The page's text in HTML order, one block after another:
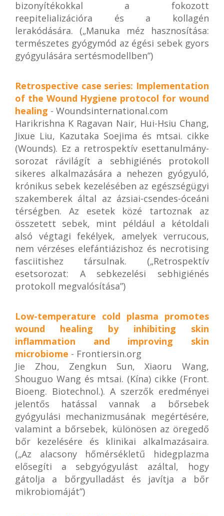
bizonyítékokkal a fokozott
reepitelializációra és a kollagén
lerakódására. („Manuka méz hasznosítása:
természetes gyógymód az égési sebek gyors
gyógyulására sertésmodellben”)
Retrospective case series: Implementation
of the Wound Hygiene protocol for wound
healing - Woundsinternational.com
Harikrishna K Ragavan Nair, Hui-Hsiu Chang,
Jixue Liu, Kazutaka Soejima és mtsai. cikke
(Wounds). Ez a retrospektív esettanulmány-
sorozat rávilágít a sebhigiénés protokoll
sikeres alkalmazására a nehezen gyógyuló,
krónikus sebek kezelésében az egészségügyi
szakemberek által az ázsiai-csendes-óceáni
térségben. Az esetek közé tartoznak az
összetett sebek, mint például a kétoldali
alsó végtagi fekélyek, amelyek verrucous,
nem vérzéses elefántiázishoz és necrotising
fasciitishez társulnak. („Retrospektív
esetsorozat: A sebkezelési sebhigiénés
protokoll megvalósítása”)
Low-temperature cold plasma promotes
wound healing by inhibiting skin
inflammation and improving skin
microbiome - Frontiersin.org
Jie Zhou, Zengkun Sun, Xiaoru Wang,
Shouguo Wang és mtsai. (Kína) cikke (Front.
Bioeng. Biotechnol.). A szerzők eredményei
jelentős hatással vannak a bőrsebek
gyógyulási mechanizmusának megértésére,
valamint a bőrsebek, különösen az öregedő
bőr kezelésére és klinikai alkalmazásaira.
(„Az alacsony hőmérsékletű hidegplazma
elősegíti a sebgyógyulást azáltal, hogy
gátolja a bőrgyulladást és javítja a bőr
mikrobiomáját”)